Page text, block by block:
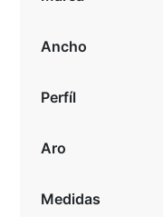
Ancho
Perfíl
Aro
Medidas